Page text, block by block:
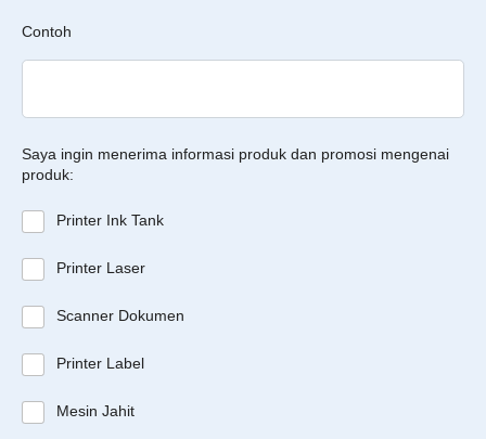
Contoh
Saya ingin menerima informasi produk dan promosi mengenai
produk:
Printer Ink Tank
Printer Laser
Scanner Dokumen
Printer Label
Mesin Jahit